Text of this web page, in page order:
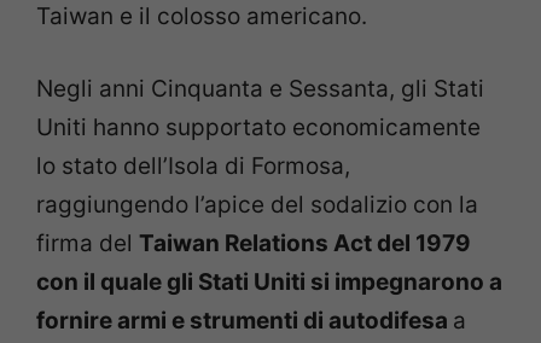
Taiwan e il colosso americano.
Negli anni Cinquanta e Sessanta, gli Stati
Uniti hanno supportato economicamente
lo stato dell’Isola di Formosa,
raggiungendo l’apice del sodalizio con la
firma del Taiwan Relations Act del 1979
con il quale gli Stati Uniti si impegnarono a
fornire armi e strumenti di autodifesa a